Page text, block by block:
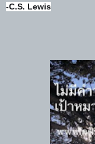
-C.S. Lewis